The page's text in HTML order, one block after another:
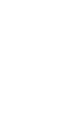
2017 ベリー
ディ・モンタ
¥9,350 (税込)